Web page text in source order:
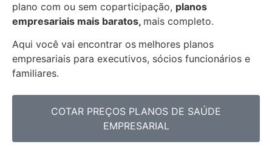
plano com ou sem coparticipação, planos
empresariais mais baratos, mais completo.
Aqui você vai encontrar os melhores planos
empresariais para executivos, sócios funcionários e
familiares.
COTAR PREÇOS PLANOS DE SAÚDE
EMPRESARIAL